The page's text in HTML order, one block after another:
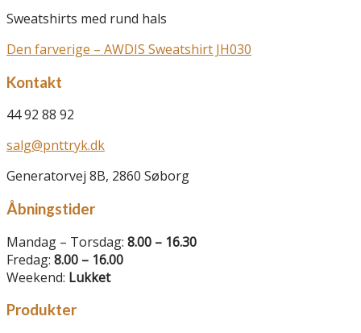
Sweatshirts med rund hals
Den farverige – AWDIS Sweatshirt JH030
Kontakt
44 92 88 92
salg@pnttryk.dk
Generatorvej 8B, 2860 Søborg
Åbningstider
Mandag – Torsdag: 8.00 – 16.30
Fredag: 8.00 – 16.00
Weekend: Lukket
Produkter